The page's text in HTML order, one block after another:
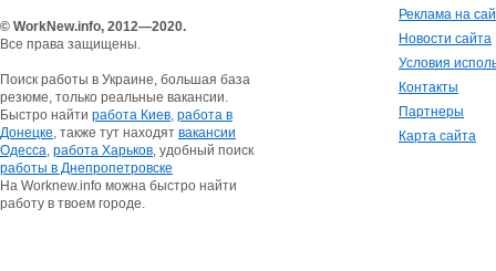
© WorkNew.info, 2012—2020.
Все права защищены.
Поиск работы в Украине, большая база
резюме, только реальные вакансии.
Быстро найти работа Киев, работа в
Донецке, также тут находят вакансии
Одесса, работа Харьков, удобный поиск
работы в Днепропетровске
На Worknew.info можна быстро найти
работу в твоем городе.
Реклама на
Новости сайта
Условия
Контакты
Партнеры
Карта сайта